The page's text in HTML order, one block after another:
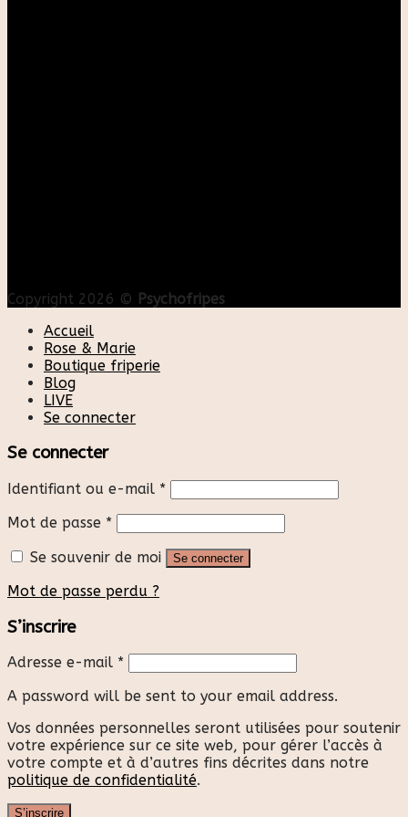
Copyright 2026 © Psychofripes
Accueil
Rose & Marie
Boutique friperie
Blog
LIVE
Se connecter
Se connecter
Identifiant ou e-mail *
Mot de passe *
Se souvenir de moi
Se connecter
Mot de passe perdu ?
S’inscrire
Adresse e-mail *
A password will be sent to your email address.
Vos données personnelles seront utilisées pour soutenir
votre expérience sur ce site web, pour gérer l’accès à
votre compte et à d’autres fins décrites dans notre
politique de confidentialité.
S’inscrire